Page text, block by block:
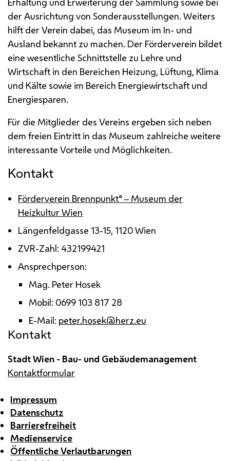
der Ausrichtung von Sonderausstellungen. Weiters
hilft der Verein dabei, das Museum im In- und
Ausland bekannt zu machen. Der Förderverein bildet
eine wesentliche Schnittstelle zu Lehre und
Wirtschaft in den Bereichen Heizung, Lüftung, Klima
und Kälte sowie im Bereich Energiewirtschaft und
Energiesparen.
Für die Mitglieder des Vereins ergeben sich neben
dem freien Eintritt in das Museum zahlreiche weitere
interessante Vorteile und Möglichkeiten.
Kontakt
Förderverein Brennpunkt° – Museum der
Heizkultur Wien
Längenfeldgasse 13-15, 1120 Wien
ZVR-Zahl: 432199421
Ansprechperson:
Mag. Peter Hosek
Mobil: 0699 103 817 28
E-Mail: peter.hosek@herz.eu
Kontakt
Stadt Wien - Bau- und Gebäudemanagement
Kontaktformular
Impressum
Datenschutz
Barrierefreiheit
Medienservice
Öffentliche Verlautbarungen